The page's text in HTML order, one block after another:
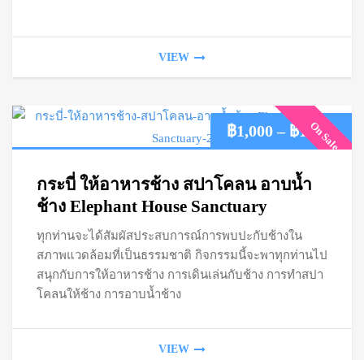
VIEW
On Sale
฿1,000 – ฿1,300
กระบี่ ให้อาหารช้าง สปาโคลน อาบน้ำ
ช้าง Elephant House Sanctuary
ทุกท่านจะได้สัมผัสประสบการณ์การพบปะกับช้างใน
สภาพแวดล้อมที่เป็นธรรมชาติ กิจกรรมนี้จะพาทุกท่านไป
สนุกกับการให้อาหารช้าง การเดินเล่นกับช้าง การทำสปา
โคลนให้ช้าง การอาบน้ำช้าง
VIEW